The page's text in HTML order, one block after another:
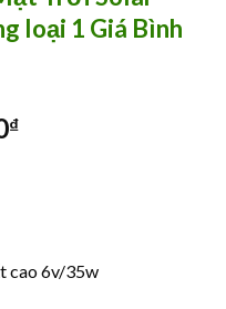
loại 1 Giá Bình
₫
cao 6v/35w